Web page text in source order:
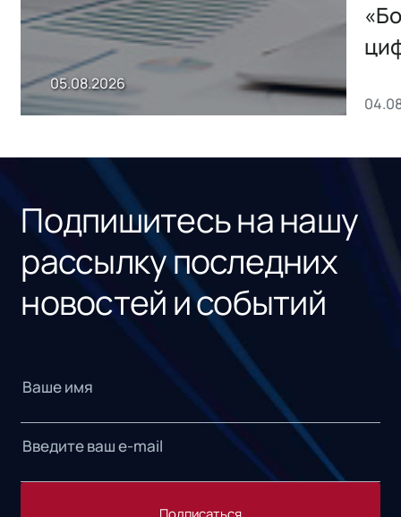
хранения данных
05.08.2026
Подпишитесь на нашу
рассылку последних
новостей и событий
Подписаться